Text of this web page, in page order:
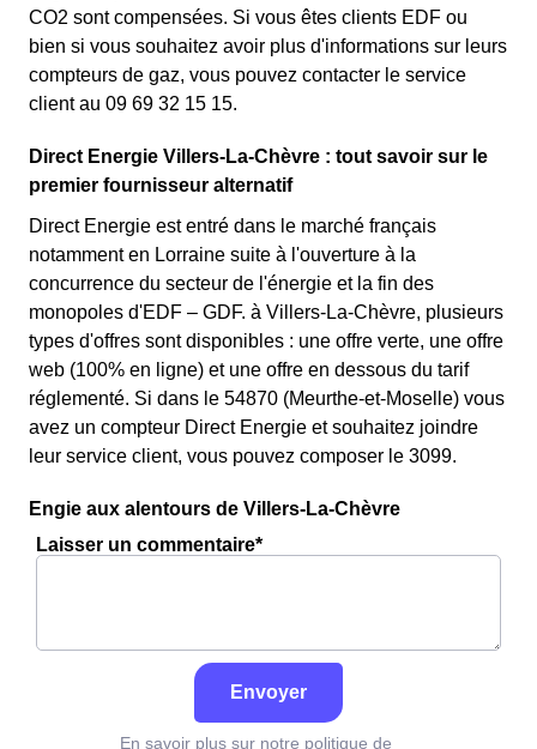
CO2 sont compensées. Si vous êtes clients EDF ou
bien si vous souhaitez avoir plus d'informations sur leurs
compteurs de gaz, vous pouvez contacter le service
client au 09 69 32 15 15.
Direct Energie Villers-La-Chèvre : tout savoir sur le
premier fournisseur alternatif
Direct Energie est entré dans le marché français
notamment en Lorraine suite à l'ouverture à la
concurrence du secteur de l'énergie et la fin des
monopoles d'EDF – GDF. à Villers-La-Chèvre, plusieurs
types d'offres sont disponibles : une offre verte, une offre
web (100% en ligne) et une offre en dessous du tarif
réglementé. Si dans le 54870 (Meurthe-et-Moselle) vous
avez un compteur Direct Energie et souhaitez joindre
leur service client, vous pouvez composer le 3099.
Engie aux alentours de Villers-La-Chèvre
Laisser un commentaire*
Envoyer
En savoir plus sur notre politique de